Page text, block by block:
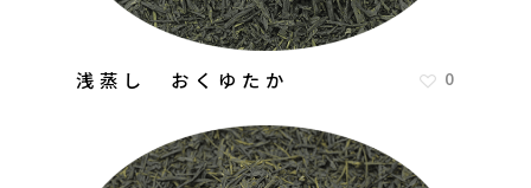
浅蒸し おくゆたか 0